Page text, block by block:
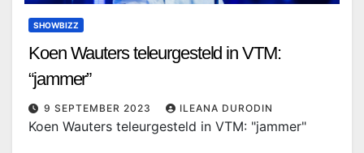
SHOWBIZZ
Koen Wauters teleurgesteld in VTM:
“jammer”
9 SEPTEMBER 2023 ILEANA DURODIN
Koen Wauters teleurgesteld in VTM: "jammer"